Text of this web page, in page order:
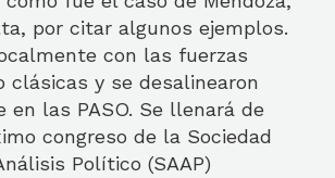
por citar algunos ejemplos.
con las fuerzas
clásicas y se desalinearon
en las PASO. Se llenará de
congreso de la Sociedad
Político (SAAP)